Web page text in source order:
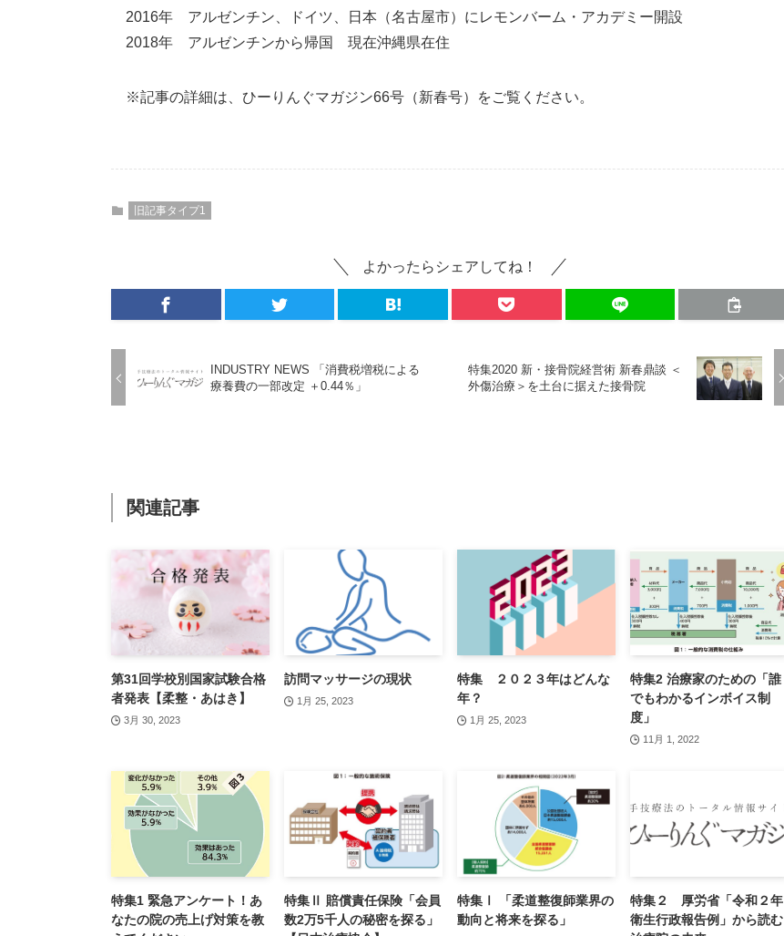
2016年 アルゼンチン、ドイツ、日本（名古屋市）にレモンバーム・アカデミー開設
2018年 アルゼンチンから帰国 現在沖縄県在住
※記事の詳細は、ひーりんぐマガジン66号（新春号）をご覧ください。
旧記事タイプ1
よかったらシェアしてね！
INDUSTRY NEWS 「消費税増税による
療養費の一部改定 ＋0.44％」
特集2020 新・接骨院経営術 新春鼎談 ＜
外傷治療＞を土台に据えた接骨院
関連記事
第31回学校別国家試験合格
者発表【柔整・あはき】
3月 30, 2023
訪問マッサージの現状
1月 25, 2023
特集 ２０２３年はどんな
年？
1月 25, 2023
特集2 治療家のための「誰
でもわかるインボイス制
度」
11月 1, 2022
特集1 緊急アンケート！あ
なたの院の売上げ対策を教
特集Ⅱ 賠償責任保険「会員
数2万5千人の秘密を探る」
特集Ⅰ 「柔道整復師業界の
動向と将来を探る」
特集２ 厚労省「令和２年
衛生行政報告例」から読む